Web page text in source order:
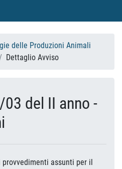
delle Produzioni Animali
Dettaglio Avviso
del II anno -
assunti per il